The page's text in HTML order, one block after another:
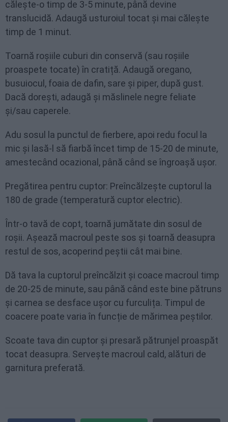
călește-o timp de 3-5 minute, până devine
translucidă. Adaugă usturoiul tocat și mai călește
timp de 1 minut.
Toarnă roșiile cuburi din conservă (sau roșiile
proaspete tocate) în cratiță. Adaugă oregano,
busuiocul, foaia de dafin, sare și piper, după gust.
Dacă dorești, adaugă și măslinele negre feliate
și/sau caperele.
Adu sosul la punctul de fierbere, apoi redu focul la
mic și lasă-l să fiarbă încet timp de 15-20 de minute,
amestecând ocazional, până când se îngroașă ușor.
Pregătirea pentru cuptor: Preîncălzește cuptorul la
180 de grade (temperatură cuptor electric).
Într-o tavă de copt, toarnă jumătate din sosul de
roșii. Așează macroul peste sos și toarnă deasupra
restul de sos, acoperind peștii cât mai bine.
Dă tava la cuptorul preîncălzit și coace macroul timp
de 20-25 de minute, sau până când este bine pătruns
și carnea se desface ușor cu furculița. Timpul de
coacere poate varia în funcție de mărimea peștilor.
Scoate tava din cuptor și presară pătrunjel proaspăt
tocat deasupra. Servește macroul cald, alături de
garnitura preferată.